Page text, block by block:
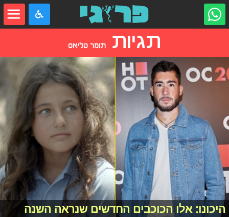
תגיות תומר טליאס
היכונו: אלו הכוכבים החדשים שנראה השנה